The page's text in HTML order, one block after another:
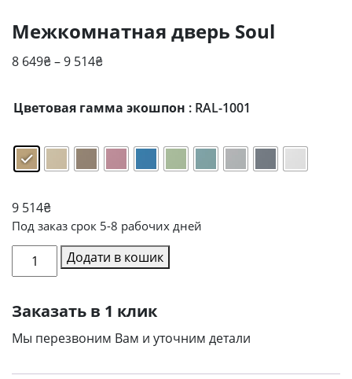
Межкомнатная дверь Soul
8 649₴–9 514₴Діапазон
8
до
9
Цветовая гамма экошпон : RAL-1001
9 514₴
Под заказ срок 5-8 рабочих дней
Межкомнатная
дверь
кількість
Додати в кошик
Заказать в 1 клик
Мы перезвоним Вам и уточним детали